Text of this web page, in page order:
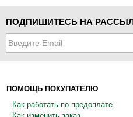
ПОДПИШИТЕСЬ НА
ПОМОЩЬ ПОКУПАТЕЛЮ
Как работать по предоплате